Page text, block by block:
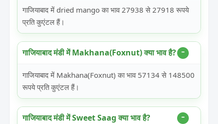
गाजियाबाद में dried mango का भाव 27938 से 27918 रूपये
प्रति कुएंटल हैं।
गाजियाबाद मंडी में Makhana(Foxnut) क्या भाव है?
गाजियाबाद में Makhana(Foxnut) का भाव 57134 से 148500
रूपये प्रति कुएंटल हैं।
गाजियाबाद मंडी में Sweet Saag क्या भाव है?